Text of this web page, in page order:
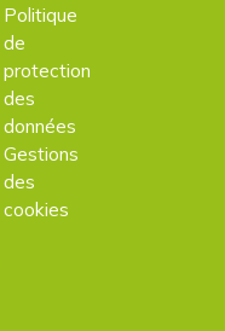
Politique
de
protection
des
données
Gestions
des
cookies